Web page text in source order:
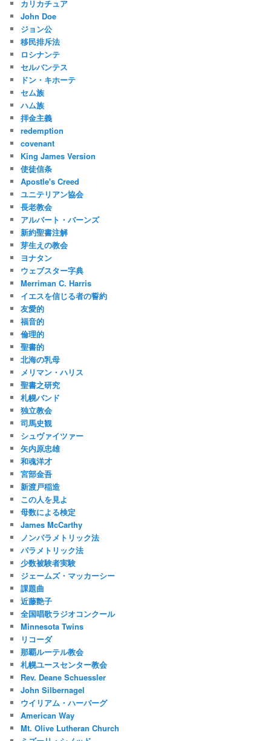
カリカチュア
John Doe
ジョン公
移民排斥法
ロシナンテ
セルバンテス
ドン・キホーテ
セム族
ハム族
拝金主義
redemption
covenant
King James Version
使徒信条
Apostle's Creed
ユニテリアン協会
長老教会
アルバート・バーンズ
新約聖書注解
芽生えの教会
ヨナタン
ウェブスター字典
Merriman C. Harris
イエスを信じる者の誓約
友愛的
福音的
倫理的
聖書的
北海の乳母
メリマン・ハリス
聖書之研究
札幌バンド
独立教会
司馬史観
シュヴァイツァー
矢内原忠雄
和魂洋才
宮部金吾
新渡戸稲造
この人を見よ
母数による検定
James McCarthy
ノンパラメトリック法
パラメトリック法
少数被験者実験
ジェームズ・マッカーシー
課題曲
近藤艶子
全国唱歌ラジオコンクール
Minnesota Twins
リコーダ
那覇ルーテル教会
札幌ユースセンター教会
Rev. Deane Schuessler
John Silbernagel
ウイリアム・ハーバーグ
American Way
Mt. Olive Lutheran Church